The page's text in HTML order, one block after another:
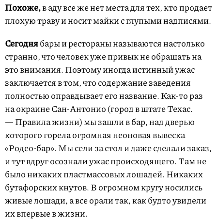
Похоже,в аду все же нет места для тех, кто продает
плохую траву и носит майки с глупыми надписями.
Сегоднябары и рестораны называются настолько
странно, что человек уже привык не обращать на
это внимания. Поэтому иногда истинный ужас
заключается в том, что содержание заведения
полностью оправдывает его название. Как-то раз
на окраине Сан-Антонио (город в штате Техас.
— Правила жизни) мы зашли в бар, над дверью
которого горела огромная неоновая вывеска
«Родео-бар». Мы сели за стол и даже сделали заказ,
и тут вдруг осознали ужас происходящего. Там не
было никаких пластмассовых лошадей. Никаких
бутафорских кнутов. В огромном кругу носились
живые лошади, а все орали так, как будто увидели
их впервые в жизни.